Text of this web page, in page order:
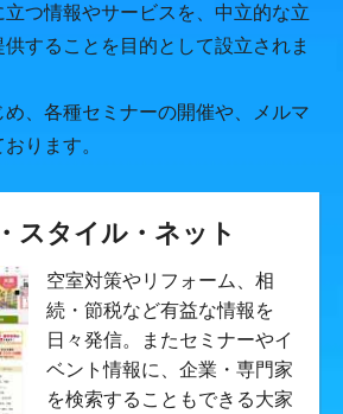
つ情報やサービスを、中立的な立
することを目的として設立されま
、各種セミナーの開催や、メルマ
ります。
スタイル・ネット
空室対策やリフォーム、相
続・節税など有益な情報を
日々発信。またセミナーやイ
ベント情報に、企業・専門家
を検索することもできる大家